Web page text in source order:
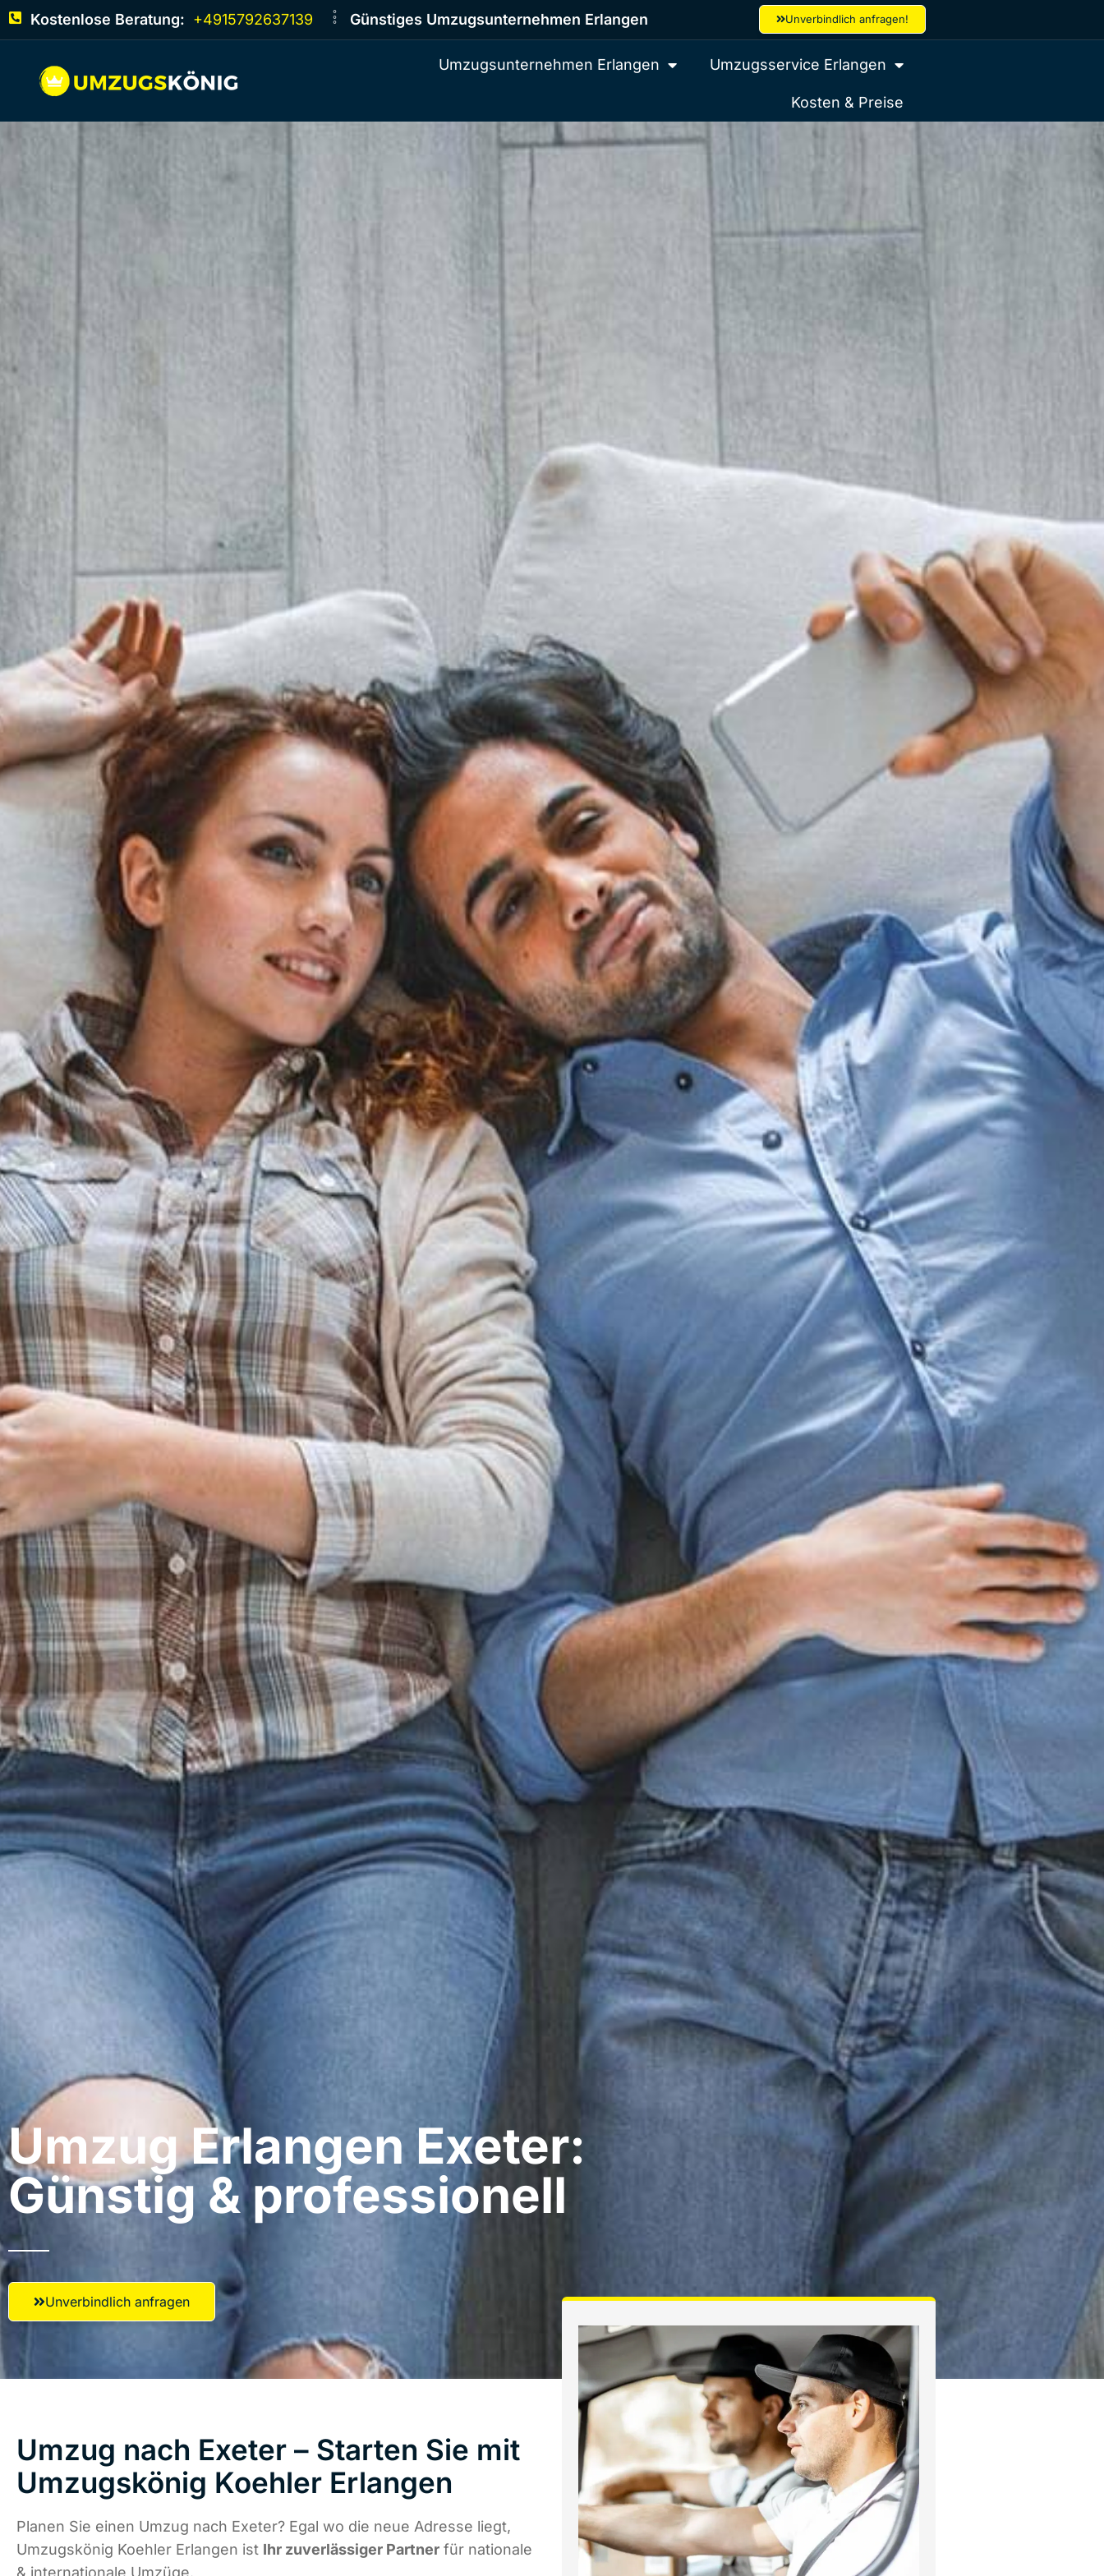
Kostenlose Beratung: +4915792637139 Günstiges Umzugsunternehmen Erlangen Unverbindlich anfragen!
Umzugsunternehmen Erlangen Umzugsservice Erlangen
Kosten & Preise
Umzug Erlangen​ Exeter:
Günstig & professionell​
Unverbindlich anfragen
Umzug nach Exeter – Starten Sie mit
Umzugskönig Koehler Erlangen
Planen Sie einen Umzug nach Exeter? Egal wo die neue Adresse liegt,
Umzugskönig Koehler Erlangen ist Ihr zuverlässiger Partner für nationale
& internationale Umzüge.